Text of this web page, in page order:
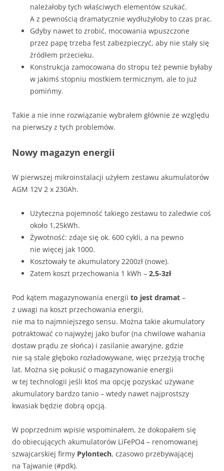
należałoby tych właściwych elementów szukać.
A z pewnością dramatycznie wydłużyłoby to czas prac.
Gdyby nawet to zrobić, mocowania wpuszczone
przez papę trzeba fest zabezpieczyć, aby nie stały się
źródłem przecieku.
Konstrukcja zamocowana do stropu też pewnie byłaby
w jakimś stopniu mostkiem termicznym, ale to już
pomińmy.
Takie a nie inne rozwiązanie wybrałem głównie ze względu
na pierwszy z tych problemów.
Nowy magazyn energii
W pierwszej mikroinstalacji użyłem zestawu akumulatorów
AGM 12V 2 x 230Ah.
Użyteczna pojemność takiego zestawu to zaledwie coś
około 1,25kWh.
Żywotność: zdaje się ok. 600 cykli, a na pewno
nie więcej jak 1000.
Kosztowały te akumulatory 2200zł (nowe).
Zatem koszt przechowania 1 kWh – 2,5-3zł
Pod kątem magazynowania energii to jest dramat –
z uwagi na koszt przechowania energii,
nie ma to najmniejszego sensu. Można takie akumulatory
potraktować co najwyżej jako bufor (na chwilowe wahania
dostaw prądu ze słońca) i zasilanie awaryjne, gdzie
nie są stale głęboko rozładowywane, więc przeżyją trochę
lat. Można się pokusić o magazynowanie energii
w tej technologii jeśli ktoś ma opcję pozyskać używane
akumulatory bardzo tanio – wtedy nawet najprostszy
kwasiak będzie dobrą opcją.
W poprzednim wpisie wspominałem, że dokopałem się
do obiecujących akumulatorów LiFePO4 – renomowanej
szwajcarskiej firmy Pylontech, czasowo przebywającej
na Tajwanie (#pdk).